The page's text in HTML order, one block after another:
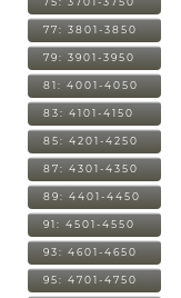
77: 3801-3850
79: 3901-3950
81: 4001-4050
83: 4101-4150
85: 4201-4250
87: 4301-4350
89: 4401-4450
91: 4501-4550
93: 4601-4650
95: 4701-4750